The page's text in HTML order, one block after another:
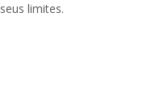
limites.